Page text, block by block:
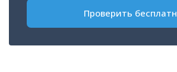
Проверить